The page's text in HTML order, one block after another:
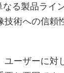
る製品ライ
技術への信頼
ユーザーに対